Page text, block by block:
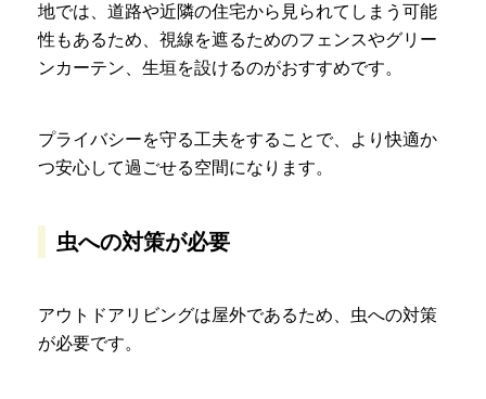
地では、道路や近隣の住宅から見られてしまう可能
性もあるため、視線を遮るためのフェンスやグリー
ンカーテン、生垣を設けるのがおすすめです。
プライバシーを守る工夫をすることで、より快適か
つ安心して過ごせる空間になります。
虫への対策が必要
アウトドアリビングは屋外であるため、虫への対策
が必要です。